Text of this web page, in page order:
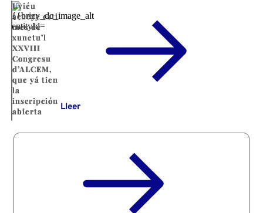
Uviéu
acueye esti
mes de
xunetu’l
XXVIII
Congresu
d’ALCEM,
que yá tien
la
inscripción
abierta
Lleer